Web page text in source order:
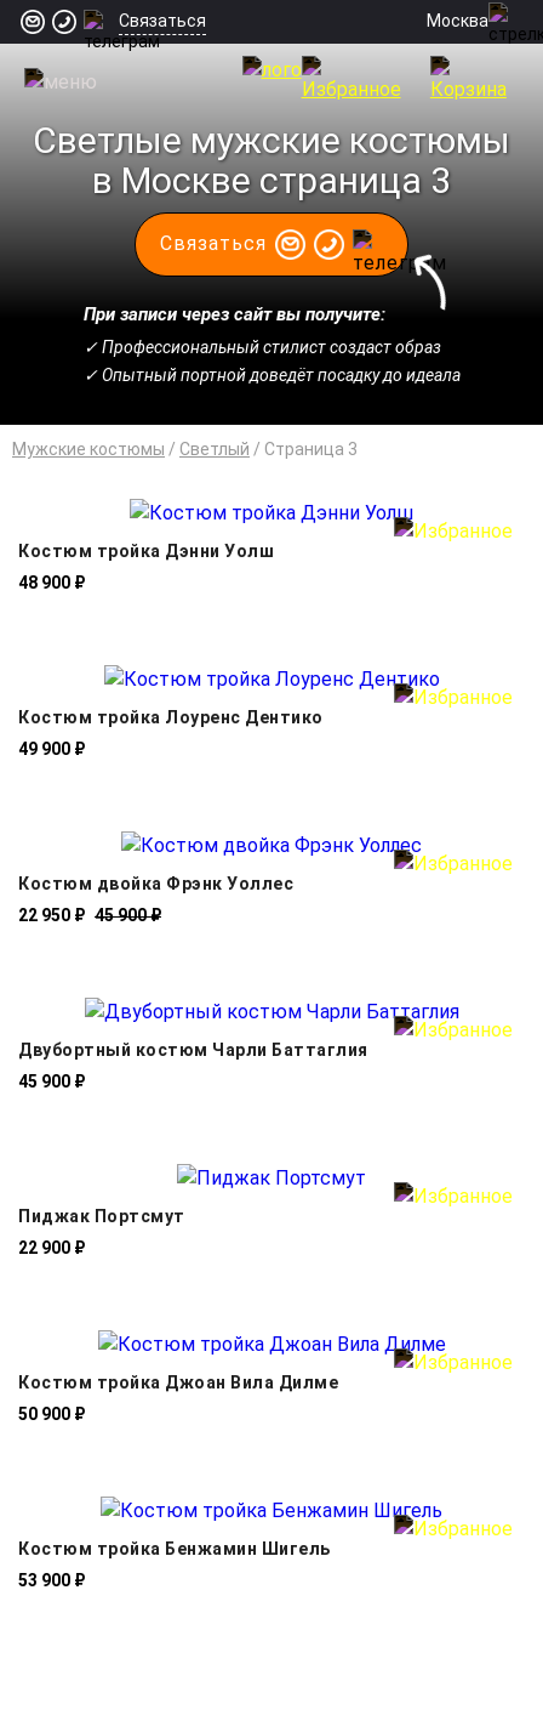
Связаться Москва
Светлые мужские костюмы
в Москве страница 3
Связаться
При записи через сайт вы получите:
✓ Профессиональный стилист создаст образ
✓ Опытный портной доведёт посадку до идеала
Мужские костюмы / Светлый / Cтраница 3
Костюм тройка Дэнни Уолш
48 900 ₽
Костюм тройка Лоуренс Дентико
49 900 ₽
Костюм двойка Фрэнк Уоллес
22 950 ₽ 45 900 ₽
Двубортный костюм Чарли Баттаглия
45 900 ₽
Пиджак Портсмут
22 900 ₽
Костюм тройка Джоан Вила Дилме
50 900 ₽
Костюм тройка Бенжамин Шигель
53 900 ₽